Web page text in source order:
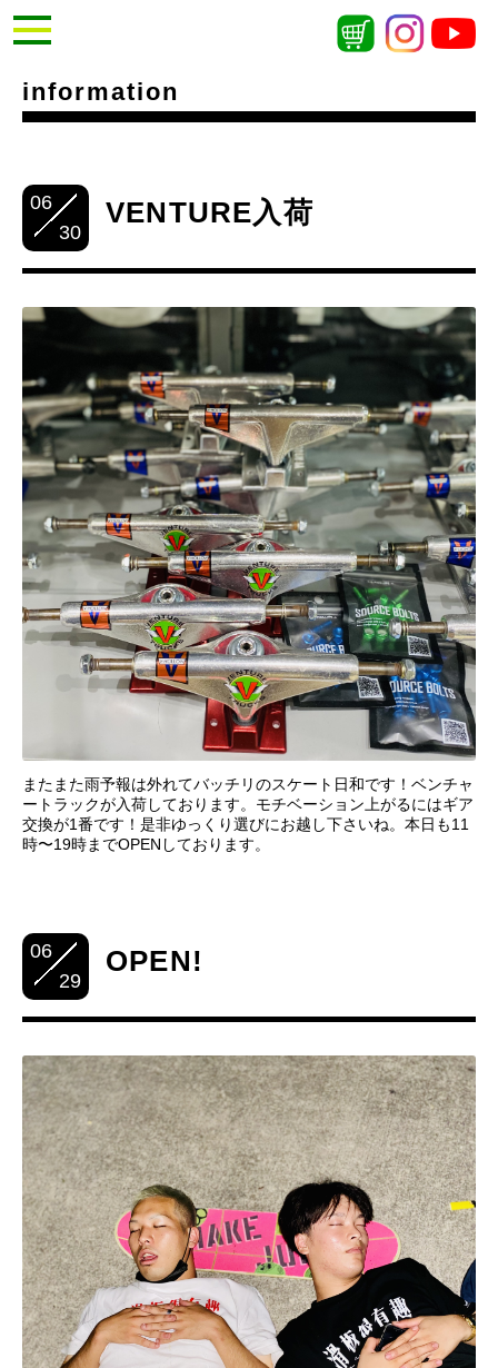
information
06
30
VENTURE入荷
またまた雨予報は外れてバッチリのスケート日和です！ベンチャ
ートラックが入荷しております。モチベーション上がるにはギア
交換が1番です！是非ゆっくり選びにお越し下さいね。本日も11
時〜19時までOPENしております。
06
29
OPEN!